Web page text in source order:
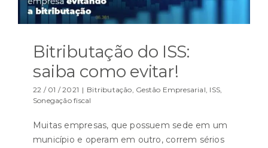
Bitributação do ISS:
saiba como evitar!
22 / 01 / 2021 | Bitributação, Gestão Empresarial, ISS,
Sonegação fiscal
Muitas empresas, que possuem sede em um
município e operam em outro, correm sérios